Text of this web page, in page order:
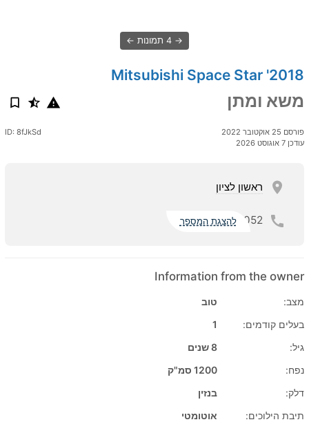
4 תמונות
2018' Mitsubishi Space Star
משא ומתן
פורסם 25 אוקטובר 2022
עודכן 7 אוגוסט 2026
ID: 8fJkSd
ראשון לציון
052 להצגת המספר
Information from the owner
מצב:
טוב
בעלים קודמים:
1
גיל:
8 שנים
נפח:
1200 סמ"ק
דלק:
בנזין
תיבת הילוכים:
אוטומטי